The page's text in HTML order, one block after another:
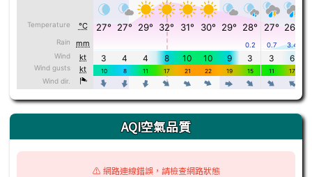
AQI空氣品質
⚠️ 網路連線錯誤，請檢查網路狀態